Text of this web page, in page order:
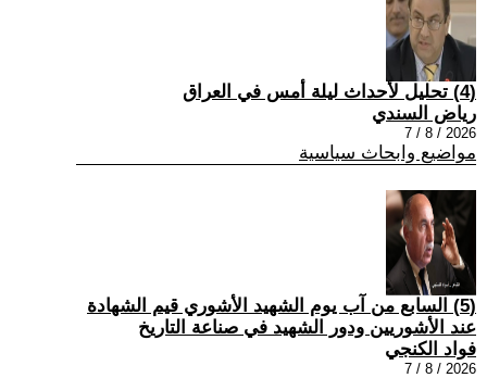
(4) تحليل لأحداث ليلة أمس في العراق
رياض السندي
2026 / 8 / 7
مواضيع وابحاث سياسية
(5) السابع من آب يوم الشهيد الأشوري قيم الشهادة
عند الأشوريين ودور الشهيد في صناعة التاريخ
فواد الكنجي
2026 / 8 / 7